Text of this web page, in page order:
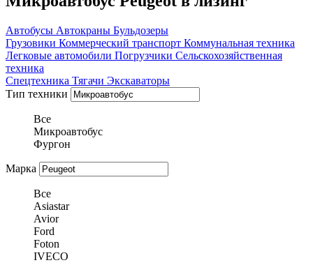
Автобусы Автокраны Бульдозеры
Грузовики Коммерческий транспорт Коммунальная техника
Легковые автомобили Погрузчики Сельскохозяйственная
техника
Спецтехника Тягачи Экскаваторы
Тип техники
Все
Микроавтобус
Фургон
Марка
Все
Asiastar
Avior
Ford
Foton
IVECO